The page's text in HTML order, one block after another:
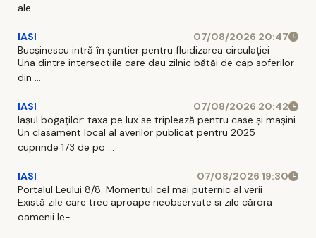
ale ...
IASI
07/08/2026 20:47
Bucșinescu intră în șantier pentru fluidizarea circulației
Una dintre intersectiile care dau zilnic bătăi de cap soferilor
din ...
IASI
07/08/2026 20:42
Iașul bogaților: taxa pe lux se triplează pentru case și mașini
Un clasament local al averilor publicat pentru 2025
cuprinde 173 de po ...
IASI
07/08/2026 19:30
Portalul Leului 8/8. Momentul cel mai puternic al verii
Există zile care trec aproape neobservate si zile cărora
oamenii le- ...